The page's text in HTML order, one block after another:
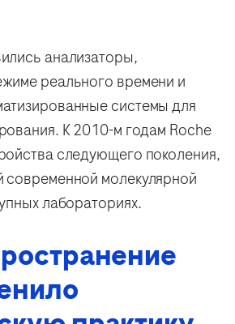
анализаторы,
реального времени и
системы для
К 2010-м годам Roche
следующего поколения,
молекулярной
лабораториях.